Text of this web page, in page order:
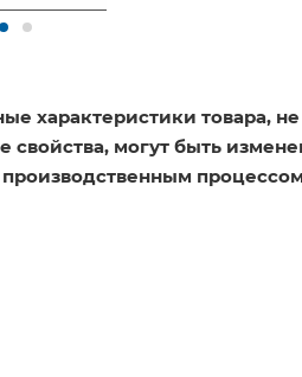
характеристики товара, не
свойства, могут быть